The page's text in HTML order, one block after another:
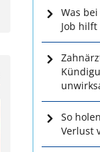
Was
Job hilft
So
Verlust